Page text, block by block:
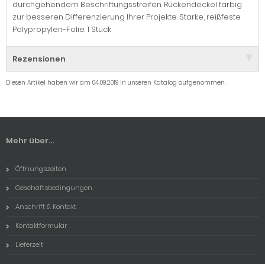
durchgehendem Beschriftungsstreifen. Rückendeckel farbig
zur besseren Differenzierung Ihrer Projekte. Starke, reißfeste
Polypropylen-Folie. 1 Stück
Rezensionen
Diesen Artikel haben wir am 04.09.2019 in unseren Katalog aufgenommen.
Mehr über...
Öffnungszeiten
Geschäftsbedingungen
Anschrift & Kontakt
Kontaktformular
Lieferzeit